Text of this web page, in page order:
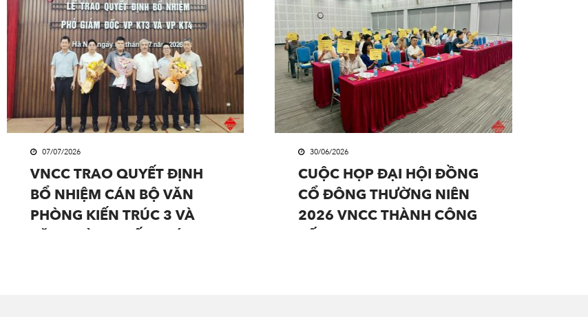
07/07/2026
VNCC TRAO QUYẾT ĐỊNH
BỔ NHIỆM CÁN BỘ VĂN
PHÒNG KIẾN TRÚC 3 VÀ
30/06/2026
CUỘC HỌP ĐẠI HỘI ĐỒNG
CỔ ĐÔNG THƯỜNG NIÊN
2026 VNCC THÀNH CÔNG